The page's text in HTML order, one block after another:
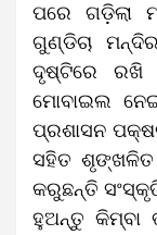
ପରେ ଗଡ଼ିଲା
ଗୁଣ୍ଡିଚା
ଦୃଷ୍ଟିରେ ରଖି
ମୋବାଇଲ
ପ୍ରଶାସନ
ସହିତ ଶୃଙ୍ଖଳିତ
କରୁଛନ୍ତି
ହୁଅନ୍ତୁ କିମ୍ବା